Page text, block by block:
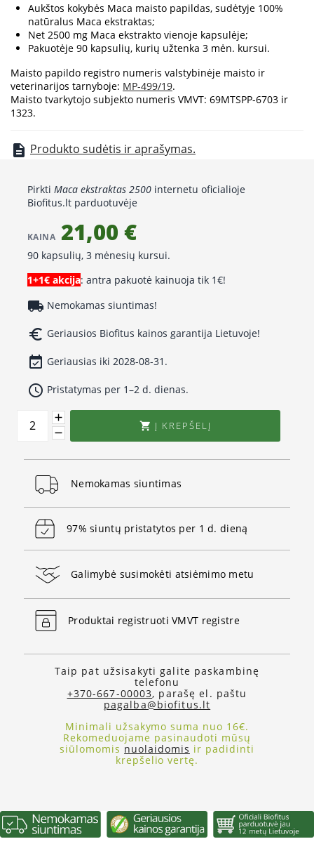
Aukštos kokybės Maca maisto papildas, sudėtyje 100%
natūralus Maca ekstraktas;
Net 2500 mg Maca ekstrakto vienoje kapsulėje;
Pakuotėje 90 kapsulių, kurių užtenka 3 mėn. kursui.
Maisto papildo registro numeris valstybinėje maisto ir
veterinarijos tarnyboje: MP-499/19.
Maisto tvarkytojo subjekto numeris VMVT: 69MTSPP-6703 ir
1323.
description Produkto sudėtis ir aprašymas.
Pirkti Maca ekstraktas 2500 internetu oficialioje
Biofitus.lt parduotuvėje
KAINA 21,00 €
90 kapsulių, 3 mėnesių kursui.
1+1€ akcija: antra pakuotė kainuoja tik 1€!
local_shipping Nemokamas siuntimas!
euro_symbol Geriausios Biofitus kainos garantija Lietuvoje!
event_available Geriausias iki 2028-08-31.
access_time Pristatymas per 1–2 d. dienas.
 Į KREPŠELĮ
Nemokamas siuntimas
97% siuntų pristatytos per 1 d. dieną
Galimybė susimokėti atsiėmimo metu
Produktai registruoti VMVT registre
Taip pat užsisakyti galite paskambinę
telefonu
+370-667-00003, parašę el. paštu
pagalba@biofitus.lt
Minimali užsakymo suma nuo 16€.
Rekomeduojame pasinaudoti mūsų
siūlomomis nuolaidomis ir padidinti
krepšelio vertę.